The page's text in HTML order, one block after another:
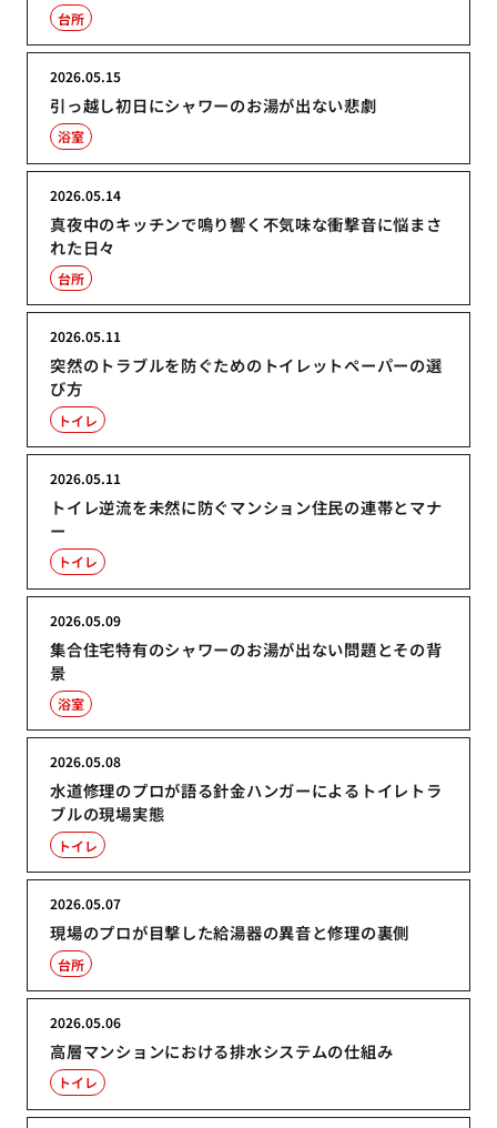
台所
引っ越し初日にシャワーのお湯が出ない悲劇
2026.05.15
浴室
真夜中のキッチンで鳴り響く不気味な衝撃音に悩まさ
れた日々
2026.05.14
台所
突然のトラブルを防ぐためのトイレットペーパーの選
び方
2026.05.11
トイレ
トイレ逆流を未然に防ぐマンション住民の連帯とマナ
ー
2026.05.11
トイレ
集合住宅特有のシャワーのお湯が出ない問題とその背
景
2026.05.09
浴室
水道修理のプロが語る針金ハンガーによるトイレトラ
ブルの現場実態
2026.05.08
トイレ
現場のプロが目撃した給湯器の異音と修理の裏側
2026.05.07
台所
高層マンションにおける排水システムの仕組み
2026.05.06
トイレ